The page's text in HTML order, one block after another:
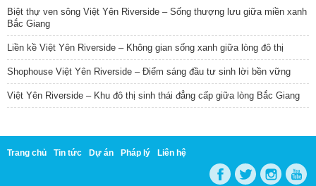
Biệt thự ven sông Việt Yên Riverside – Sống thượng lưu giữa miền xanh
Bắc Giang
Liền kề Việt Yên Riverside – Không gian sống xanh giữa lòng đô thị
Shophouse Việt Yên Riverside – Điểm sáng đầu tư sinh lời bền vững
Việt Yên Riverside – Khu đô thị sinh thái đẳng cấp giữa lòng Bắc Giang
Trang chủ Tin tức Dự án Pháp lý Liên hệ